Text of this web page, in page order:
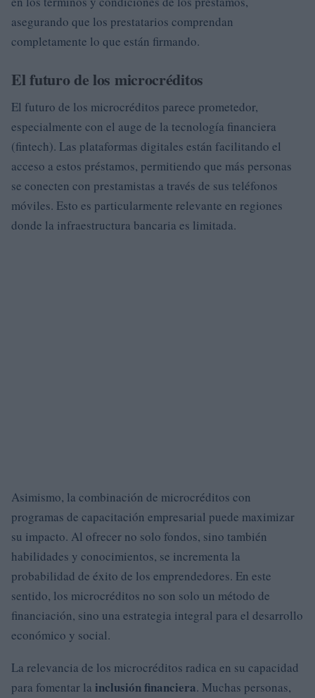
asegurando que los prestatarios comprendan
completamente lo que están firmando.
El futuro de los microcréditos
El futuro de los microcréditos parece prometedor,
especialmente con el auge de la tecnología financiera
(fintech). Las plataformas digitales están facilitando el
acceso a estos préstamos, permitiendo que más personas
se conecten con prestamistas a través de sus teléfonos
móviles. Esto es particularmente relevante en regiones
donde la infraestructura bancaria es limitada.
Asimismo, la combinación de microcréditos con
programas de capacitación empresarial puede maximizar
su impacto. Al ofrecer no solo fondos, sino también
habilidades y conocimientos, se incrementa la
probabilidad de éxito de los emprendedores. En este
sentido, los microcréditos no son solo un método de
financiación, sino una estrategia integral para el desarrollo
económico y social.
La relevancia de los microcréditos radica en su capacidad
para fomentar la inclusión financiera. Muchas personas,